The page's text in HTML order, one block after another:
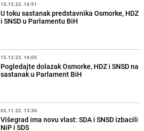
15.12.22. 16:51
U toku sastanak predstavnika Osmorke, HDZ
i SNSD u Parlamentu BiH
15.12.22. 16:05
Pogledajte dolazak Osmorke, HDZ i SNSD na
sastanak u Parlament BiH
02.11.22. 13:30
Višegrad ima novu vlast: SDA i SNSD izbacili
NiP i SDS